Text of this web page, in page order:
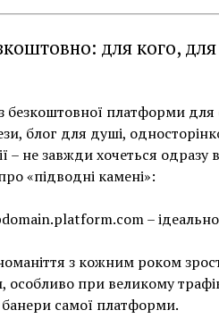
для кого, для
платформи для
блог для душі,
– не завжди хочеться одразу
«підводні камені»:
–
з кожним роком
особливо при великому
самої платформи.